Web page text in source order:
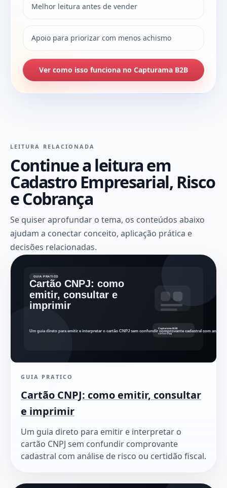
Melhor leitura antes de vender
Apoio para priorizar com menos achismo
Ver como isso funciona no Capturama B2B
LEITURA RELACIONADA
Continue a leitura em
Cadastro Empresarial, Risco
e Cobrança
Se quiser aprofundar o tema, os conteúdos abaixo
ajudam a conectar conceito, aplicação prática e
decisões relacionadas.
GUIA PRATICO
Cartão CNPJ: como emitir, consultar
e imprimir
Um guia direto para emitir e interpretar o
cartão CNPJ sem confundir comprovante
cadastral com análise de risco ou certidão fiscal.